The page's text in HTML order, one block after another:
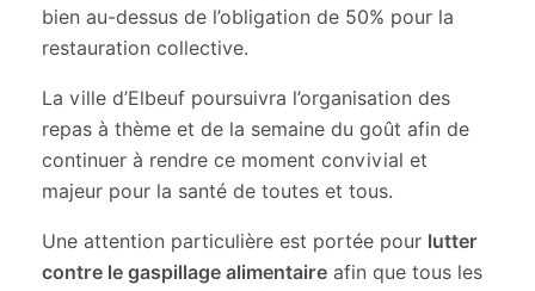
bien au-dessus de l’obligation de 50% pour la
restauration collective.
La ville d’Elbeuf poursuivra l’organisation des
repas à thème et de la semaine du goût afin de
continuer à rendre ce moment convivial et
majeur pour la santé de toutes et tous.
Une attention particulière est portée pour lutter
contre le gaspillage alimentaire afin que tous les